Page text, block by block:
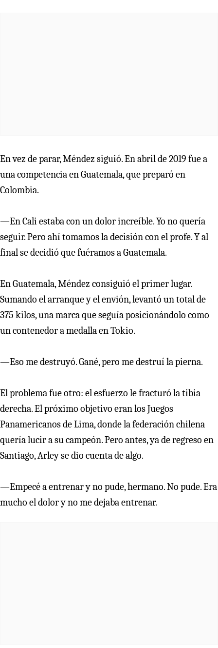
En vez de parar, Méndez siguió. En abril de 2019 fue a
una competencia en Guatemala, que preparó en
Colombia.
—En Cali estaba con un dolor increíble. Yo no quería
seguir. Pero ahí tomamos la decisión con el profe. Y al
final se decidió que fuéramos a Guatemala.
En Guatemala, Méndez consiguió el primer lugar.
Sumando el arranque y el envión, levantó un total de
375 kilos, una marca que seguía posicionándolo como
un contenedor a medalla en Tokio.
—Eso me destruyó. Gané, pero me destruí la pierna.
El problema fue otro: el esfuerzo le fracturó la tibia
derecha. El próximo objetivo eran los Juegos
Panamericanos de Lima, donde la federación chilena
quería lucir a su campeón. Pero antes, ya de regreso en
Santiago, Arley se dio cuenta de algo.
—Empecé a entrenar y no pude, hermano. No pude. Era
mucho el dolor y no me dejaba entrenar.